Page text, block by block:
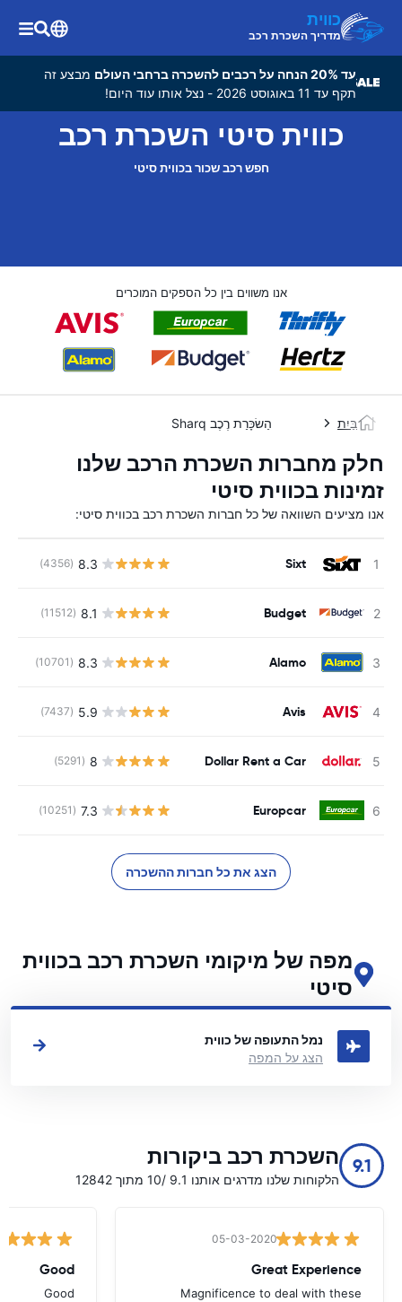
כווית
מדריך השכרת רכב
עד 20% הנחה על רכבים להשכרה ברחבי העולם
מבצע זה
תקף עד 11 באוגוסט 2026 - נצל אותו עוד היום!
כווית סיטי השכרת רכב
חפש רכב שכור בכווית סיטי
אנו משווים בין כל הספקים המוכרים
בַּיִת הַשׂכָּרַת רֶכֶב Sharq
חלק מחברות השכרת הרכב שלנו
זמינות בכווית סיטי
אנו מציעים השוואה של כל חברות השכרת רכב בכווית סיטי:
Sixt
8.3
(4356)
Budget
8.1
(11512)
Alamo
8.3
(10701)
Avis
5.9
(7437)
Dollar Rent a Car
8
(5291)
Europcar
7.3
(10251)
הצג את כל חברות ההשכרה
מפה של מיקומי השכרת רכב בכווית
סיטי
ראה את מיקומי השכרת הרכב העיקריים שלנו בכווית סיטי
נמל התעופה של כווית
הצג על המפה
9.1 השכרת רכב ביקורות
הלקוחות שלנו מדרגים אותנו 9.1 /10 מתוך 12842
05-03-2020
Great Experience
Magnificence to deal with these
Good
Good